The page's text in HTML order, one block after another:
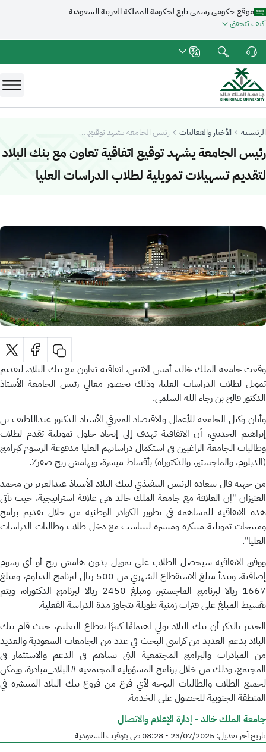
موقع حكومي رسمي تابع لحكومة المملكة العربية السعودية
كيف تتحقق
الرئيسية الأخبار والفعاليات رئيس الجامعة يشهد توقيع...
رئيس الجامعة يشهد توقيع اتفاقية تعاون مع بنك البلاد
لتقديم تسهيلات تمويلية لطلاب الدراسات العليا
وقعت جامعة الملك خالد، أمس الاثنين، اتفاقية تعاون مع بنك البلاد، لتقديم
تمويل لطلاب الدراسات العليا، وذلك بحضور معالي رئيس الجامعة الأستاذ
الدكتور فالح بن رجاء الله السلمي.
وأبان وكيل الجامعة للأعمال والاقتصاد المعرفي الأستاذ الدكتور عبداللطيف بن
إبراهيم الحديثي، أن الاتفاقية تهدف إلى إيجاد حلول تمويلية تقدم لطلاب
وطالبات الجامعة الراغبين في استكمال دراساتهم العليا مدفوعة الرسوم كبرامج
(الدبلوم، والماجستير، والدكتوراه) بأقساط ميسرة، وبهامش ربح صفر٪؜.
من جهته قال سعادة الرئيس التنفيذي لبنك البلاد الأستاذ عبدالعزيز بن محمد
العنيزان "إن العلاقة مع جامعة الملك خالد هي علاقة استراتيجية، حيث تأتي
هذه الاتفاقية للمساهمة في تطوير الكوادر الوطنية من خلال تقديم برامج
ومنتجات تمويلية مبتكرة وميسرة لتتناسب مع دخل طلاب وطالبات الدراسات
العليا".
ووفق الاتفاقية سيحصل الطلاب على تمويل بدون هامش ربح أو أي رسوم
إضافية، ويبدأ مبلغ الاستقطاع الشهري من 500 ريال لبرنامج الدبلوم، ومبلغ
1667 ريالا لبرنامج الماجستير، ومبلغ 2450 ريالا لبرنامج الدكتوراه، ويتم
تقسيط المبلغ على فترات زمنية طويلة تتجاوز مدة الدراسة الفعلية.
الجدير بالذكر أن بنك البلاد يولي اهتمامًا كبيرًا بقطاع التعليم، حيث قام بنك
البلاد بدعم العديد من كراسي البحث في عدد من الجامعات السعودية والعديد
من المبادرات والبرامج المجتمعية التي تساهم في الدعم والاستثمار في
المجتمع، وذلك من خلال برنامج المسؤولية المجتمعية #البلاد_مبادرة، ويمكن
لجميع الطلاب والطالبات التوجه لأي فرع من فروع بنك البلاد المنتشرة في
المنطقة الجنوبية للحصول على الخدمة.
جامعة الملك خالد - إدارة الإعلام والاتصال
تاريخ آخر تعديل:23/07/2025 - 08:28 ص بتوقيت السعودية